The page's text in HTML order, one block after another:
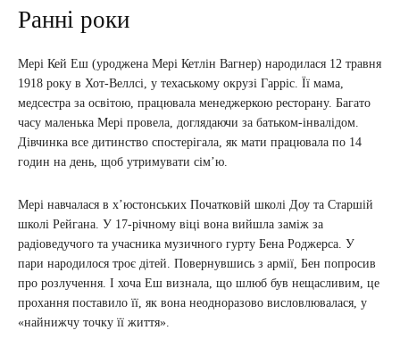
Ранні роки
Мері Кей Еш (уроджена Мері Кетлін Вагнер) народилася 12 травня
1918 року в Хот-Веллсі, у техаському окрузі Гарріс. Її мама,
медсестра за освітою, працювала менеджеркою ресторану. Багато
часу маленька Мері провела, доглядаючи за батьком-інвалідом.
Дівчинка все дитинство спостерігала, як мати працювала по 14
годин на день, щоб утримувати сім’ю.
Мері навчалася в х’юстонських Початковій школі Доу та Старшій
школі Рейгана. У 17-річному віці вона вийшла заміж за
радіоведучого та учасника музичного гурту Бена Роджерса. У
пари народилося троє дітей. Повернувшись з армії, Бен попросив
про розлучення. І хоча Еш визнала, що шлюб був нещасливим, це
прохання поставило її, як вона неодноразово висловлювалася, у
«найнижчу точку її життя».